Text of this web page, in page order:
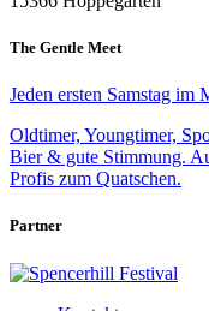
The Gentle Meet
Jeden ersten Samstag im
Oldtimer, Youngtimer,
Bier & gute Stimmung.
Profis zum Quatschen.
Partner